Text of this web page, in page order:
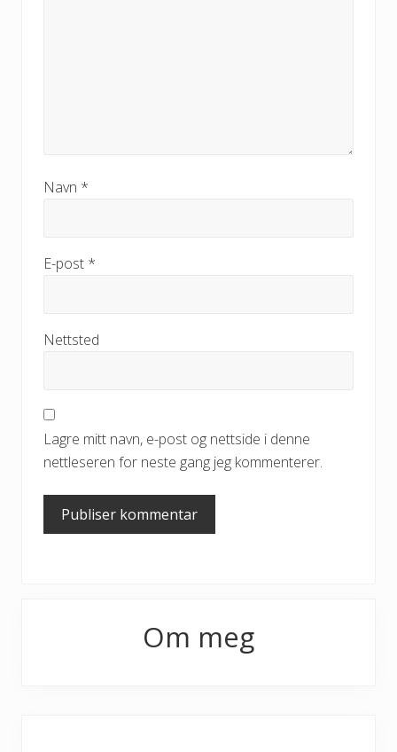
Navn *
E-post *
Nettsted
Lagre mitt navn, e-post og nettside i denne
nettleseren for neste gang jeg kommenterer.
Om meg